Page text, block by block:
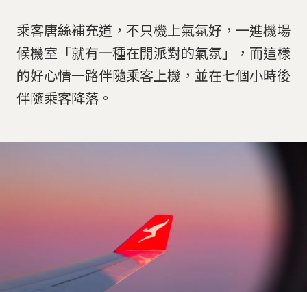
乘客唐絲補充道，不只機上氣氛好，一進機場
候機室「就有一種在開派對的氣氛」，而這樣
的好心情一路伴隨乘客上機，並在七個小時後
伴隨乘客降落。